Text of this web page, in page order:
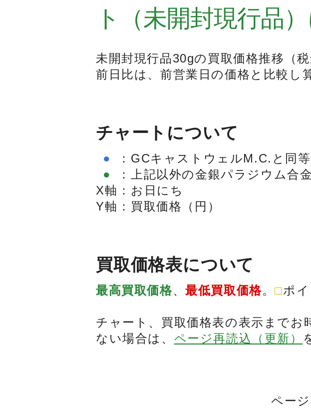
ト（未開封現行品
未開封現行品30gの買取価格推移（
前日比は、前営業日の価格と比較し
チャートについて
● ： GCキャストウェルM.C.と同
●
：
上記以外の金銀パラジウム合金
X軸 ： お日にち
Y軸 ： 買取価格（円）
買取価格表について
最高買取価格、最低買取価格。□ポ
チャート、買取価格表の表示まで
ない場合は、 ページ再読込（更新）
ページ